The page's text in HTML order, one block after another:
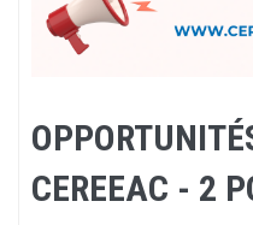
CEREEAC - 2